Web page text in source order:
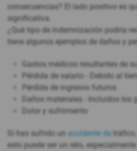
consecuencias? El lado positivo es
significativa.
¿Qué tipo de indemnización podría
tiene algunos ejemplos de daños y
Gastos médicos resultantes de
Pérdida de salario - Debido al
Pérdida de ingresos futuros
Daños materiales - Incluidos
Dolor y sufrimiento
Si has sufrido un accidente detráfico,
esto puede ser un reto,